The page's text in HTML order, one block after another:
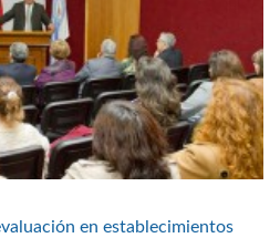
en establecimientos